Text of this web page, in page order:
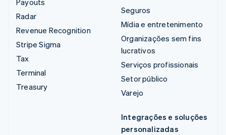
Payouts
Radar
Revenue Recognition
Stripe Sigma
Tax
Terminal
Treasury
Seguros
Mídia e entretenimento
Organizações sem fins
lucrativos
Serviços profissionais
Setor público
Varejo
Integrações e soluções
personalizadas